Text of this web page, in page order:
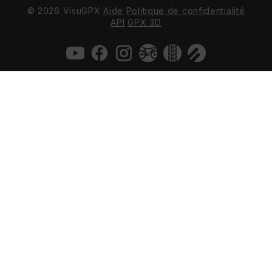
© 2026 VisuGPX Aide Politique de confidentialité
API GPX 3D